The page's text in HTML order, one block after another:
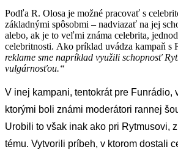
Podľa R. Olosa je možné pracovať s
základnými spôsobmi – nadviazať na jej
alebo, ak je to veľmi známa celebrita,
celebritnosti. Ako príklad uvádza kampaň s
reklame sme napríklad využili schopnosť
vulgárnosťou.“
V inej kampani, tentokrát pre Funrádio,
ktorými boli známi moderátori rannej
Urobili to však inak ako pri Rytmusovi,
tému. Vytvorili príbeh, v ktorom dostali